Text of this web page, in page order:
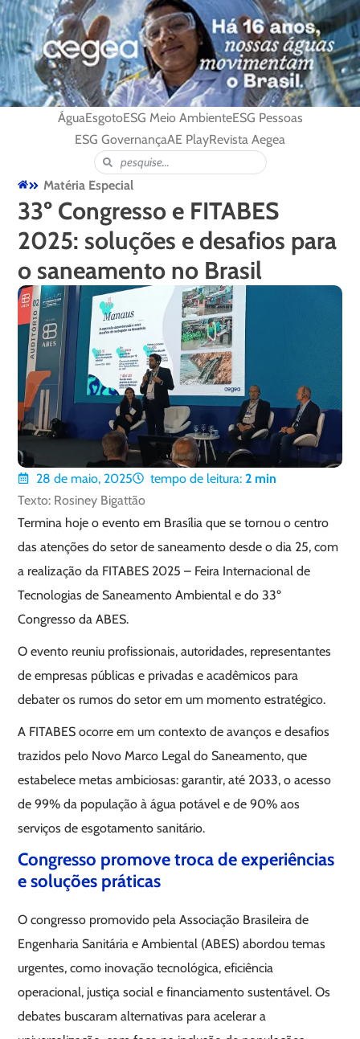
ÁguaEsgotoESG Meio AmbienteESG Pessoas
ESG GovernançaAE PlayRevista Aegea
Matéria Especial
33º Congresso e FITABES
2025: soluções e desafios para
o saneamento no Brasil
28 de maio, 2025 tempo de leitura: 2 min
Texto: Rosiney Bigattão
Termina hoje o evento em Brasília que se tornou o centro
das atenções do setor de saneamento desde o dia 25, com
a realização da FITABES 2025 – Feira Internacional de
Tecnologias de Saneamento Ambiental e do 33º
Congresso da ABES.
O evento reuniu profissionais, autoridades, representantes
de empresas públicas e privadas e acadêmicos para
debater os rumos do setor em um momento estratégico.
A FITABES ocorre em um contexto de avanços e desafios
trazidos pelo Novo Marco Legal do Saneamento, que
estabelece metas ambiciosas: garantir, até 2033, o acesso
de 99% da população à água potável e de 90% aos
serviços de esgotamento sanitário.
Congresso promove troca de experiências
e soluções práticas
O congresso promovido pela Associação Brasileira de
Engenharia Sanitária e Ambiental (ABES) abordou temas
urgentes, como inovação tecnológica, eficiência
operacional, justiça social e financiamento sustentável. Os
debates buscaram alternativas para acelerar a